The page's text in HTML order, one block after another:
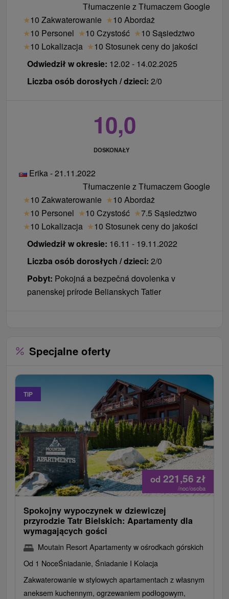
Tłumaczenie z Tłumaczem Google
★10 Zakwaterowanie ★10 Abordaż
★10 Personel ★10 Czystość ★10 Sąsiedztwo
★10 Lokalizacja ★10 Stosunek ceny do jakości
Odwiedził w okresie: 12.02 - 14.02.2025
Liczba osób dorosłych / dzieci: 2/0
10,0
DOSKONAŁY
Erika - 21.11.2022
Tłumaczenie z Tłumaczem Google
★10 Zakwaterowanie ★10 Abordaż
★10 Personel ★10 Czystość ★7.5 Sąsiedztwo
★10 Lokalizacja ★10 Stosunek ceny do jakości
Odwiedził w okresie: 16.11 - 19.11.2022
Liczba osób dorosłych / dzieci: 2/0
Pobyt: Pokojná a bezpečná dovolenka v
panenskej prírode Belianskych Tatier
Specjalne oferty
TIP
od 221,56 zł
/noc/osoba
Spokojny wypoczynek w dziewiczej
przyrodzie Tatr Bielskich: Apartamenty dla
wymagających gości
Moutain Resort Apartamenty w ośrodkach górskich
Od 1 NoceŚniadanie, Śniadanie I Kolacja
Zakwaterowanie w stylowych apartamentach z własnym
aneksem kuchennym, ogrzewaniem podłogowym,